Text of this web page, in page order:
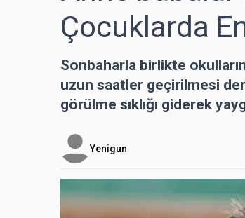
Çocuklarda
Sonbaharla birlikte
uzun saatler geçirilmesi
görülme sıklığı giderek
Yenigun